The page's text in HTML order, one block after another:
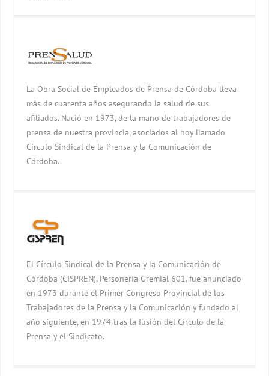
La Obra Social de Empleados de Prensa de Córdoba lleva
más de cuarenta años asegurando la salud de sus
afiliados. Nació en 1973, de la mano de trabajadores de
prensa de nuestra provincia, asociados al hoy llamado
Círculo Sindical de la Prensa y la Comunicación de
Córdoba.
El Círculo Sindical de la Prensa y la Comunicación de
Córdoba (CISPREN), Personería Gremial 601, fue anunciado
en 1973 durante el Primer Congreso Provincial de los
Trabajadores de la Prensa y la Comunicación y fundado al
año siguiente, en 1974 tras la fusión del Círculo de la
Prensa y el Sindicato.